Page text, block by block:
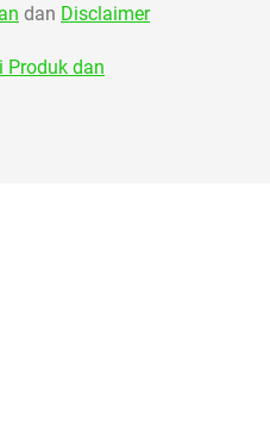
dan Disclaimer
Produk dan